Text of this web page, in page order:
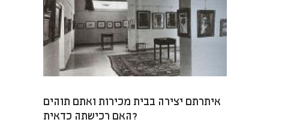
איתרתם יצירה בבית מכירות ואתם תוהים
האם רכישתה כדאית?